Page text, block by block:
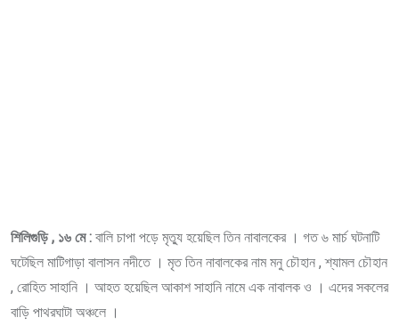
শিলিগুড়ি , ১৬ মে : বালি চাপা পড়ে মৃত্যু হয়েছিল তিন নাবালকের । গত ৬ মার্চ ঘটনাটি
ঘটেছিল মাটিগাড়া বালাসন নদীতে । মৃত তিন নাবালকের নাম মনু চৌহান , শ্যামল চৌহান
, রোহিত সাহানি । আহত হয়েছিল আকাশ সাহানি নামে এক নাবালক ও । এদের সকলের
বাড়ি পাথরঘাটা অঞ্চলে ।